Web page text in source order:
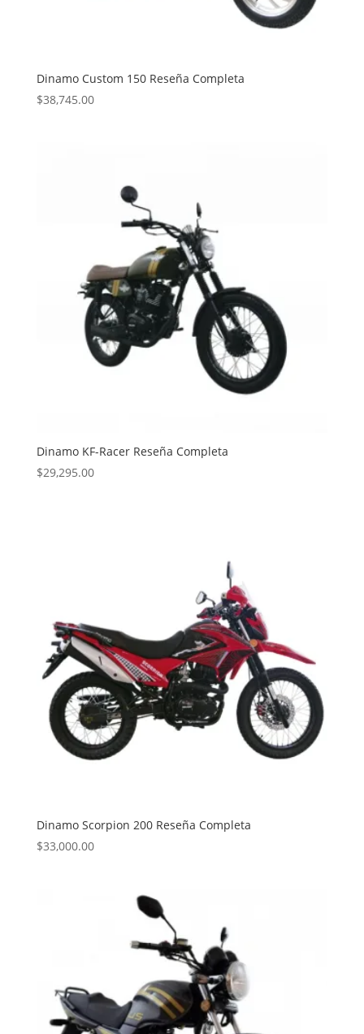
Dinamo Custom 150 Reseña Completa
$38,745.00
Dinamo KF-Racer Reseña Completa
$29,295.00
Dinamo Scorpion 200 Reseña Completa
$33,000.00